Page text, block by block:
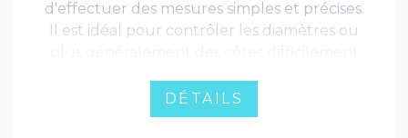
d'effectuer des mesures simples et précises.
Il est idéal pour contrôler les diamètres ou
DÉTAILS